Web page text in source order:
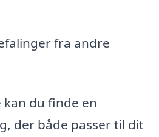
fra andre
du finde en
der både passer til dit